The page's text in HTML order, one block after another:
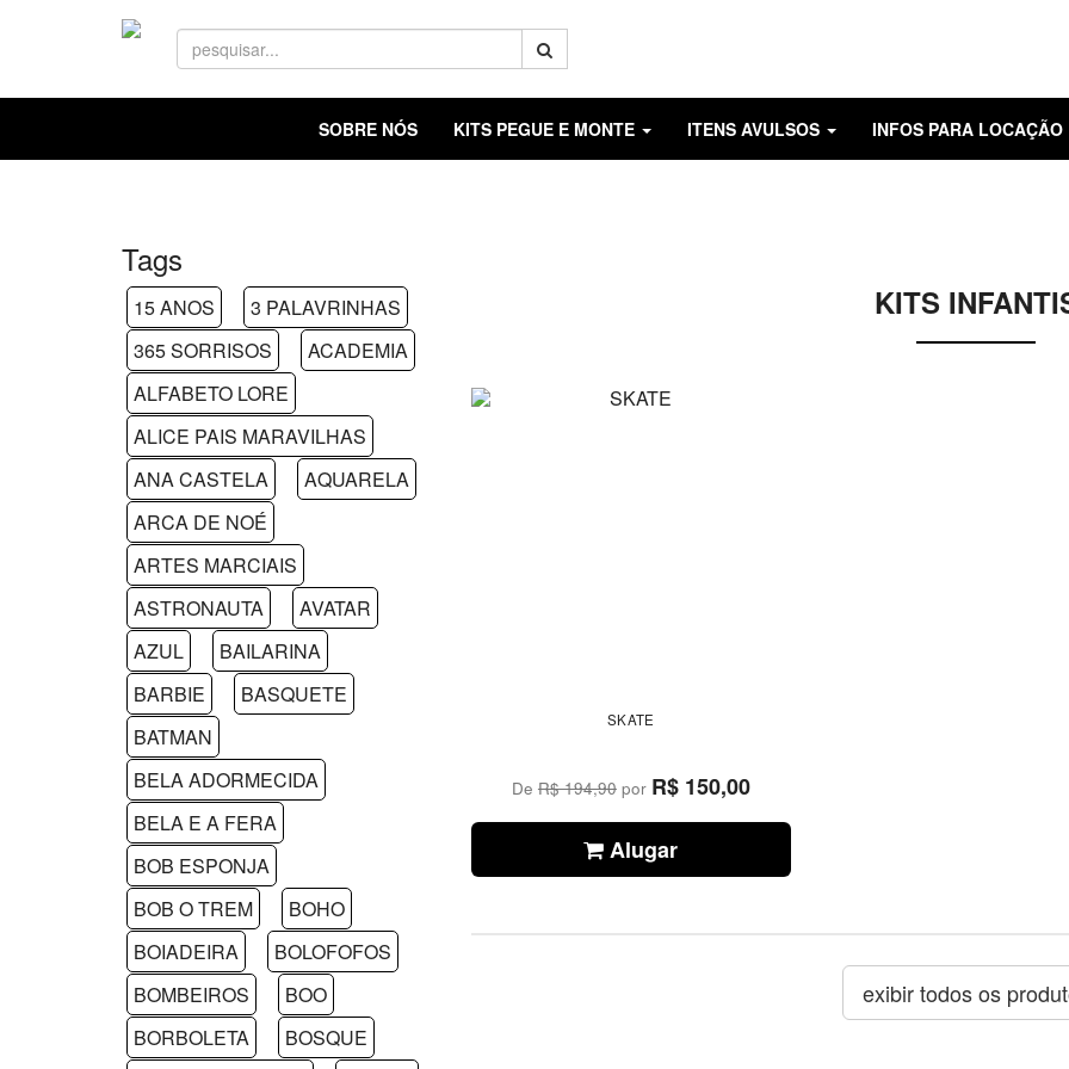
SOBRE NÓS KITS PEGUE E MONTE ITENS AVULSOS INFOS PARA LOCAÇÃO
Tags
15 ANOS
3 PALAVRINHAS
365 SORRISOS
ACADEMIA
ALFABETO LORE
ALICE PAIS MARAVILHAS
ANA CASTELA
AQUARELA
ARCA DE NOÉ
ARTES MARCIAIS
ASTRONAUTA
AVATAR
AZUL
BAILARINA
BARBIE
BASQUETE
BATMAN
BELA ADORMECIDA
BELA E A FERA
BOB ESPONJA
BOB O TREM
BOHO
BOIADEIRA
BOLOFOFOS
BOMBEIROS
BOO
BORBOLETA
BOSQUE
KITS
SKATE
De R$ 194,90por R$ 150,00
Alugar
exibir todos os